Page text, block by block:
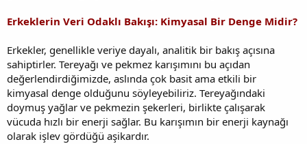
Erkeklerin Veri Odaklı Bakışı: Kimyasal Bir Denge Midir?
Erkekler, genellikle veriye dayalı, analitik bir bakış açısına
sahiptirler. Tereyağı ve pekmez karışımını bu açıdan
değerlendirdiğimizde, aslında çok basit ama etkili bir
kimyasal denge olduğunu söyleyebiliriz. Tereyağındaki
doymuş yağlar ve pekmezin şekerleri, birlikte çalışarak
vücuda hızlı bir enerji sağlar. Bu karışımın bir enerji kaynağı
olarak işlev gördüğü aşikardır.